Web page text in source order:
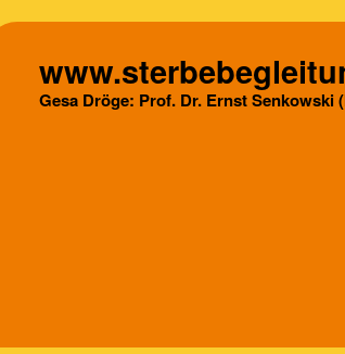
Gesa Dröge: Prof. Dr. Ernst Senkowski